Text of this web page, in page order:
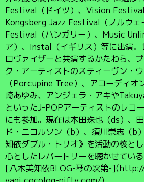
Festival（ドイツ）、Vision Festival
Kongsberg Jazz Festival（ノルウェ
Festival（ハンガリー）、Music
ア）、Instal（イギリス）等に出演
ロヴァイザーと共演するかたわら、
ク・アーティストのスティーヴン・
（Porcupine Tree）、アコーディオ
崎あゆみ、アンジェラ・アキや
といったJ-POPアーティストのレコ
にも参加。現在は本田珠也（ds）、
ド・ニコルソン（b）、須川崇志（b
知依ダブル・トリオ》を活動の核と
心としたレパートリーを聴かせている
[八木美知依BLOG-琴の次第-